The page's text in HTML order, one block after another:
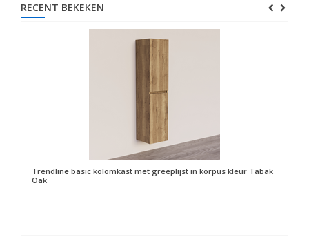
RECENT BEKEKEN
Trendline basic kolomkast met greeplijst in korpus kleur Tabak
Oak